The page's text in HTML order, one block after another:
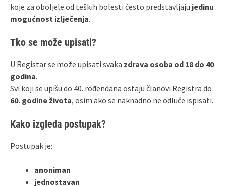
koje za oboljele od teških bolesti često predstavljaju jedinu
mogućnost izlječenja.
Tko se može upisati?
U Registar se može upisati svaka zdrava osoba od 18 do 40
godina.
Svi koji se upišu do 40. rođendana ostaju članovi Registra do
60. godine života, osim ako se naknadno ne odluče ispisati.
Kako izgleda postupak?
Postupak je:
anoniman
jednostavan